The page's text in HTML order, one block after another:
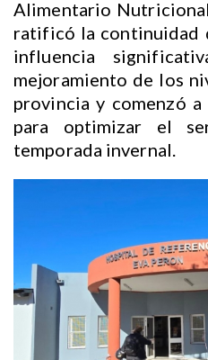
Alimentario
ratificó la continuidad
influencia
mejoramiento de los
provincia y comenzó
para optimizar el
temporada invernal.